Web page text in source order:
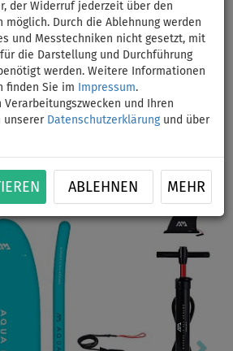
der Widerruf jederzeit über den
möglich. Durch die Ablehnung werden
und Messtechniken nicht gesetzt, mit
die Darstellung und Durchführung
werden. Weitere Informationen
finden Sie im
Impressum.
Verarbeitungszwecken und Ihren
unserer Datenschutzerklärungund über
ABLEHNEN MEHR
- aufblasbares
Board -
Set
VERSAND
Next